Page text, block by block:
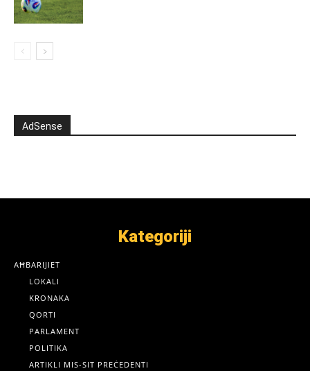
AdSense
Kategoriji
AĦBARIJIET
LOKALI
KRONAKA
QORTI
PARLAMENT
POLITIKA
ARTIKLI MIS-SIT PREĊEDENTI